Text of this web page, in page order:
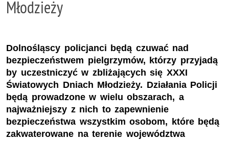
Młodzieży
Dolnośląscy policjanci będą czuwać nad
bezpieczeństwem pielgrzymów, którzy przyjadą
by uczestniczyć w zbliżających się XXXI
Światowych Dniach Młodzieży. Działania Policji
będą prowadzone w wielu obszarach, a
najważniejszy z nich to zapewnienie
bezpieczeństwa wszystkim osobom, które będą
zakwaterowane na terenie województwa